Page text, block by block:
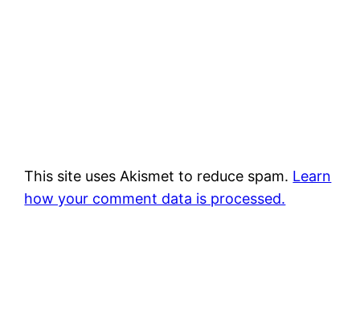
This site uses Akismet to reduce spam. Learn
how your comment data is processed.